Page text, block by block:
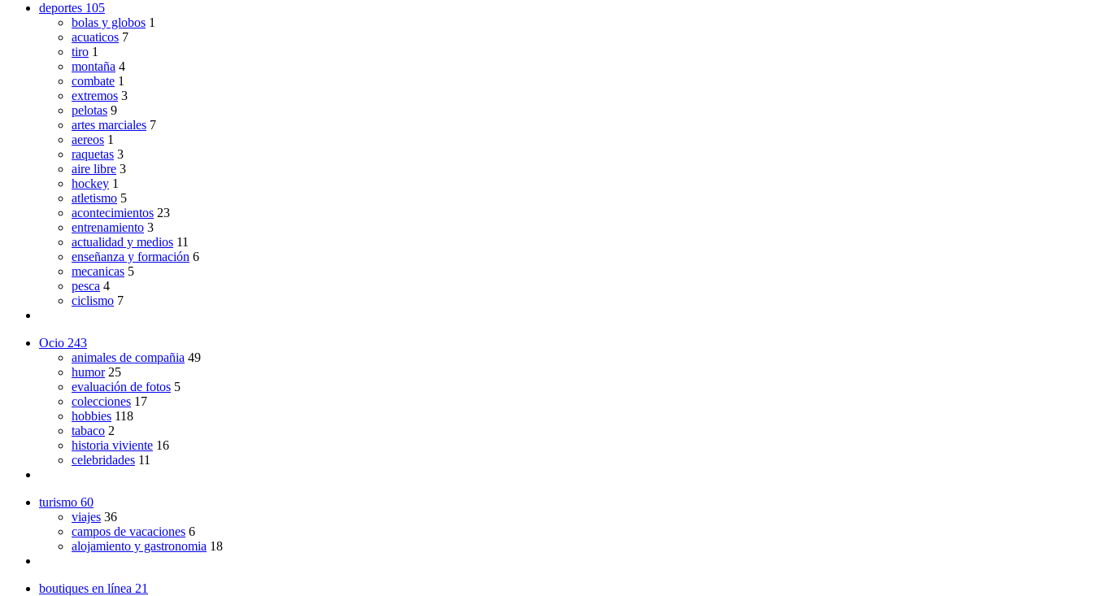
deportes 105
bolas y globos 1
acuaticos 7
tiro 1
montaña 4
combate 1
extremos 3
pelotas 9
artes marciales 7
aereos 1
raquetas 3
aire libre 3
hockey 1
atletismo 5
acontecimientos 23
entrenamiento 3
actualidad y medios 11
enseñanza y formación 6
mecanicas 5
pesca 4
ciclismo 7
Ocio 243
animales de compañia 49
humor 25
evaluación de fotos 5
colecciones 17
hobbies 118
tabaco 2
historia viviente 16
celebridades 11
turismo 60
viajes 36
campos de vacaciones 6
alojamiento y gastronomia 18
boutiques en línea 21